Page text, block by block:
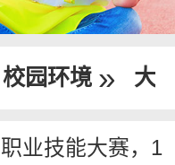
校园环境 » 大
业技能大赛，1